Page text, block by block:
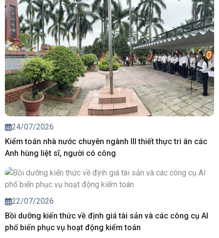
24/07/2026
Kiểm toán nhà nước chuyên ngành III thiết thực tri ân các
Anh hùng liệt sĩ, người có công
22/07/2026
Bồi dưỡng kiến thức về định giá tài sản và các công cụ AI
phố biến phục vụ hoạt động kiểm toán